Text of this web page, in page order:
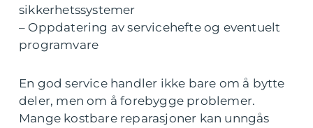
sikkerhetssystemer
– Oppdatering av servicehefte og eventuelt
programvare
En god service handler ikke bare om å bytte
deler, men om å forebygge problemer.
Mange kostbare reparasjoner kan unngås